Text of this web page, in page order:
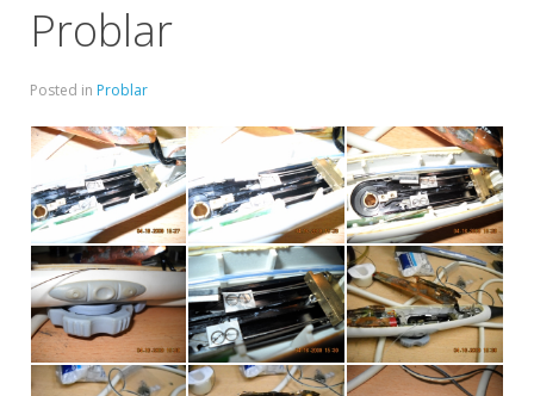
Problar
Posted in Problar